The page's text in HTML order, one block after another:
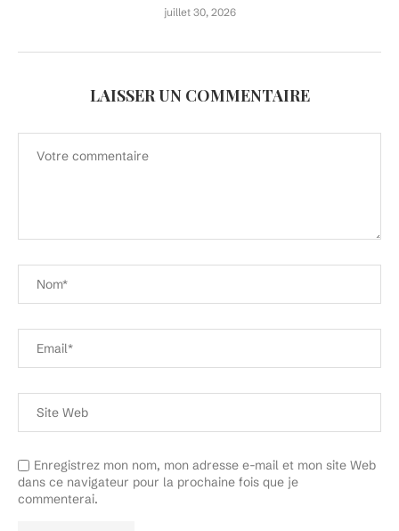
juillet 30, 2026
LAISSER UN COMMENTAIRE
Enregistrez mon nom, mon adresse e-mail et mon site Web
dans ce navigateur pour la prochaine fois que je
commenterai.